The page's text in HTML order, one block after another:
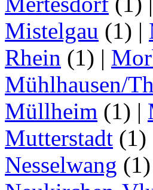
Mistelgau (1) |
Rhein (1) |
Mühlhausen/
Müllheim (1) |
Mutterstadt (1)
Nesselwang (1)